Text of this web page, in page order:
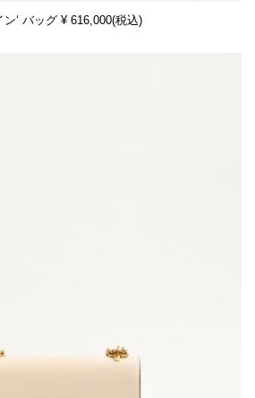
ン‘ バッグ ¥ 616,000(税込)